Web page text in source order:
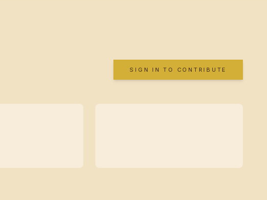
SIGN IN TO CONTRIBUTE